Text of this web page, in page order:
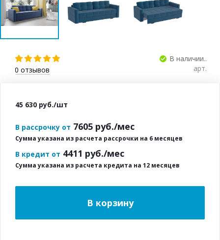
0 отзывов
В наличии..
арт.
45 630 руб./шт
В рассрочку от 7605 руб./мес
Сумма указана из расчета рассрочки на 6 месяцев
В кредит от 4411 руб./мес
Сумма указана из расчета кредита на 12 месяцев
В корзину